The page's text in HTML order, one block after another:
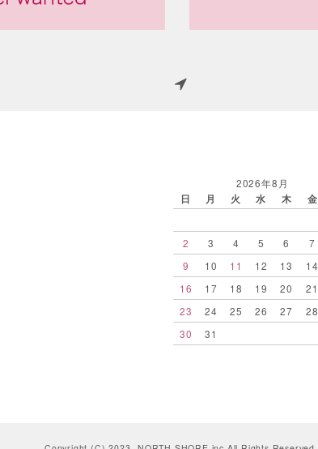
2026年8月
日
月 火 水 木 金
2
3 4 5 6 7
9
10 11 12 13 14
16
17 18 19 20 21
23
24 25 26 27 28
30
31